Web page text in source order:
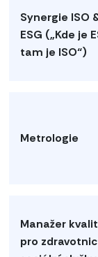
Synergie ISO
ESG („Kde je
tam je ISO“)
Metrologie
Manažer
pro